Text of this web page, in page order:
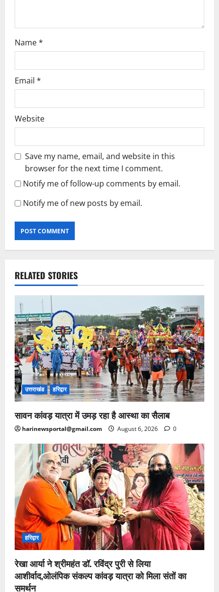
Name*
Email *
Website
Save my name, email, and website in this
browser for the next time I comment.
Notify me of follow-up comments by email.
Notify me of new posts by email.
RELATED STORIES
उत्तराखंड हरिद्वार
सावन कांवड़ यात्रा में उमड़ रहा है आस्था का सैलाब
harinewsportal@gmail.com August 6, 2026 0
हरिद्वार
रेखा आर्या ने श्रीमहंत डॉ. रविंद्र पुरी से लिया
आशीर्वाद,ओलंपिक संकल्प कांवड़ यात्रा को मिला संतों का
समर्थन